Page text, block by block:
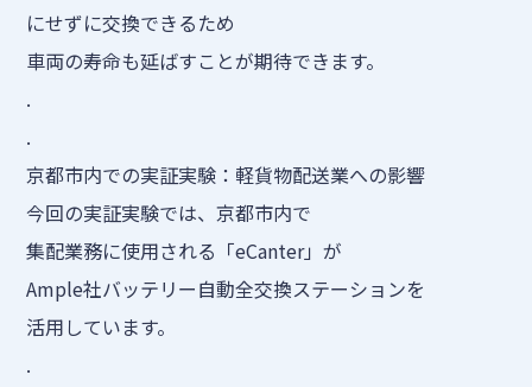
にせずに交換できるため
車両の寿命も延ばすことが期待できます。
.
.
京都市内での実証実験：軽貨物配送業への影響
今回の実証実験では、京都市内で
集配業務に使用される「eCanter」が
Ample社バッテリー自動全交換ステーションを
活用しています。
.